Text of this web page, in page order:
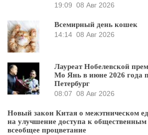
19:09 08 Авг 2026
Всемирный день кошек
14:14 08 Авг 2026
Лауреат Нобелевской
Мо Янь в июне 2026 года
Петербург
08:07 08 Авг 2026
Новый закон Китая о межэтническом
на улучшение доступа к общественным
всеобщее процветание